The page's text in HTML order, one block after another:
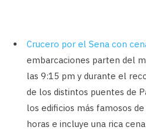
Crucero por el Sena con
embarcaciones parten del
las 9:15 pm y durante el
de los distintos puentes de
los edificios más famosos
horas e incluye una rica